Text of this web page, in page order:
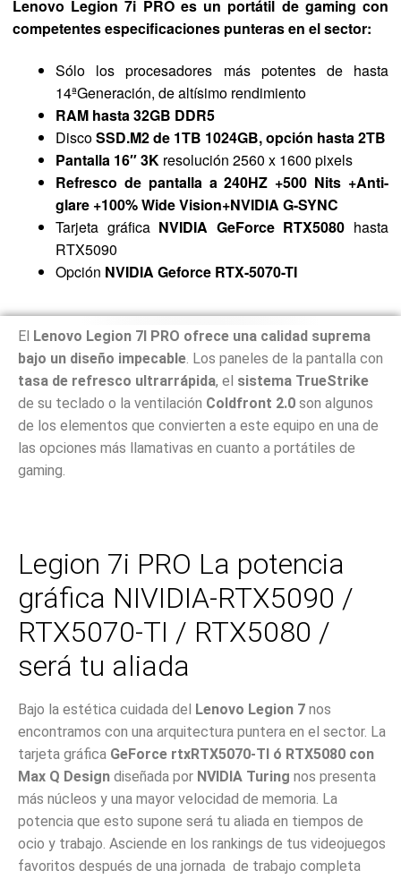
valoraciones
de clientes
Lenovo Legion 7i PRO es un portátil de gaming con
competentes especificaciones punteras en el sector:
Sólo los procesadores más potentes de hasta
14ªGeneración, de altísimo rendimiento
RAM hasta 32GB DDR5
DiscoSSD.M2 de 1TB 1024GB, opción hasta 2TB
Pantalla 16″ 3K resolución 2560 x 1600 pixels
Refresco de pantalla a 240HZ +500 Nits +Anti-
glare +100% Wide Vision+NVIDIA G-SYNC
Tarjeta gráfica NVIDIA GeForce RTX5080 hasta
RTX5090
Opción NVIDIA Geforce RTX-5070-TI
El Lenovo Legion 7I PRO ofrece una calidad suprema
bajo un diseño impecable . Los paneles de la pantalla con
tasa de refresco ultrarrápida, el sistema TrueStrike
de su teclado o la ventilación Coldfront 2.0 son algunos
de los elementos que convierten a este equipo en una de
las opciones más llamativas en cuanto a portátiles de
gaming.
Legion 7i PRO La potencia
gráfica NIVIDIA-RTX5090 /
RTX5070-TI / RTX5080 /
será tu aliada
Bajo la estética cuidada del Lenovo Legion 7 nos
encontramos con una arquitectura puntera en el sector. La
tarjeta gráfica GeForce rtxRTX5070-TI ó RTX5080 con
Max Q Design diseñada por NVIDIA Turing nos presenta
más núcleos y una mayor velocidad de memoria. La
potencia que esto supone será tu aliada en tiempos de
ocio y trabajo. Asciende en los rankings de tus videojuegos
favoritos después de una jornada de trabajo completa